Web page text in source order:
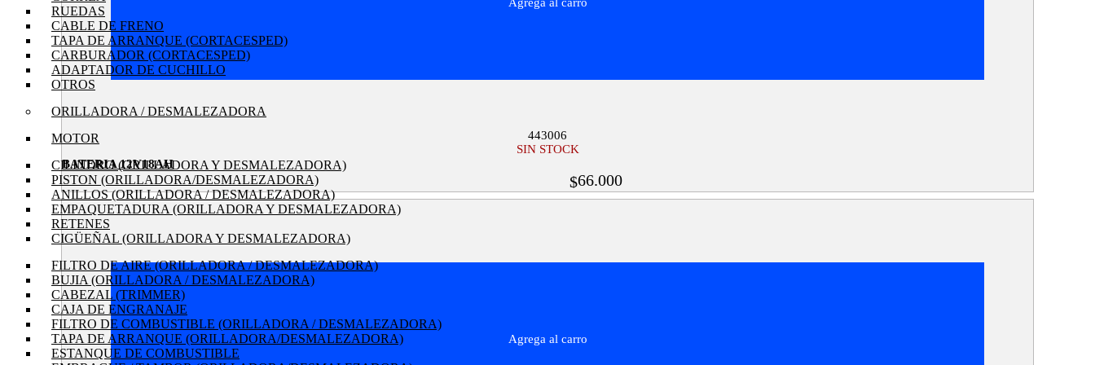
RUEDAS
CABLE DE FRENO
TAPA DE ARRANQUE (CORTACESPED)
CARBURADOR (CORTACESPED)
ADAPTADOR DE CUCHILLO
OTROS
ORILLADORA / DESMALEZADORA
MOTOR
CILINDRO (ORILLADORA Y DESMALEZADORA)
PISTON (ORILLADORA/DESMALEZADORA)
ANILLOS (ORILLADORA / DESMALEZADORA)
EMPAQUETADURA (ORILLADORA Y DESMALEZADORA)
RETENES
CIGÜEÑAL (ORILLADORA Y DESMALEZADORA)
FILTRO DE AIRE (ORILLADORA / DESMALEZADORA)
BUJIA (ORILLADORA / DESMALEZADORA)
CABEZAL (TRIMMER)
CAJA DE ENGRANAJE
FILTRO DE COMBUSTIBLE (ORILLADORA / DESMALEZADORA)
TAPA DE ARRANQUE (ORILLADORA/DESMALEZADORA)
ESTANQUE DE COMBUSTIBLE
Agrega al carro
443006
SIN STOCK
BATERIA 12V18AH
$66.000
Agrega al carro